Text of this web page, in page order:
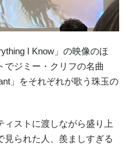
I Know」の映像のほ
でジミー・クリフの名曲
」をそれぞれが歌う珠玉の
ィストに渡しながら盛り上
られた人、羨ましすぎる